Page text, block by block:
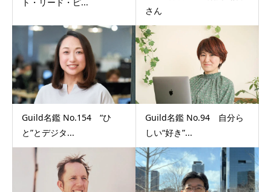
さん
Guild名鑑 No.154 “ひ
と”とデジタ...
Guild名鑑 No.94 自分ら
しい“好き”...